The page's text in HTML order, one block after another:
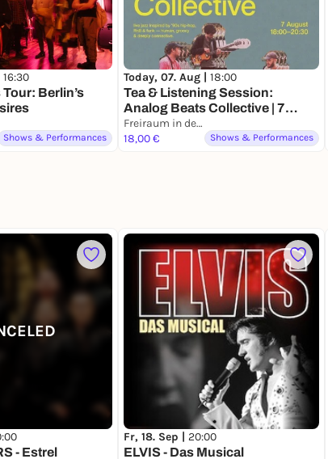
16:30
Berlin’s
Shows & Performances
Today, 07. Aug | 18:00
Tea & Listening Session:
Analog Beats Collective | 7
August • 18:00–20:30
Freiraum in der Box
18,00 €
Shows & Performances
- Estrel
Fr, 18. Sep | 20:00
ELVIS - Das Musical